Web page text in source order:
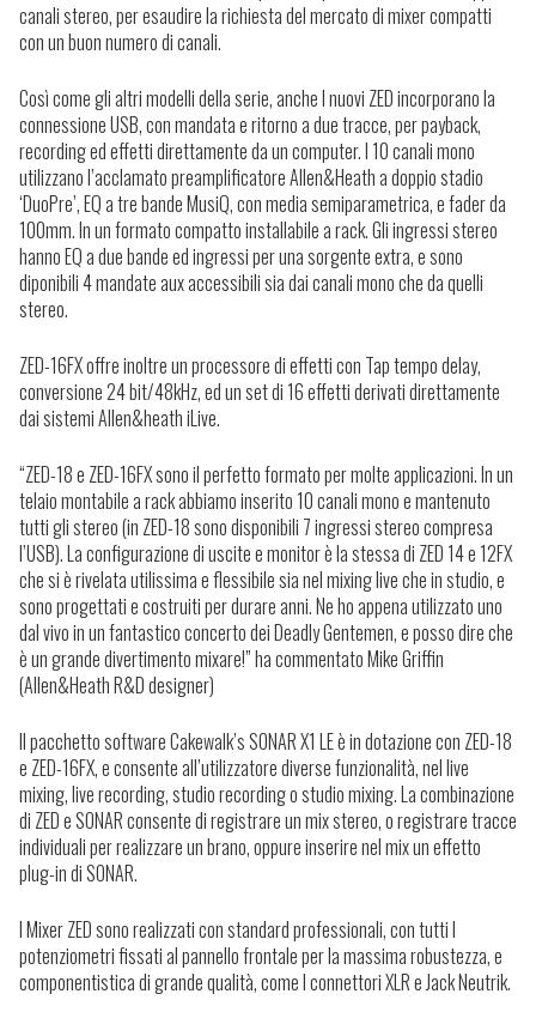
canali stereo, per esaudire la richiesta del mercato di mixer compatti
con un buon numero di canali.
Così come gli altri modelli della serie, anche I nuovi ZED incorporano la
connessione USB, con mandata e ritorno a due tracce, per payback,
recording ed effetti direttamente da un computer. I 10 canali mono
utilizzano l’acclamato preamplificatore Allen&Heath a doppio stadio
‘DuoPre’, EQ a tre bande MusiQ, con media semiparametrica, e fader da
100mm. In un formato compatto installabile a rack. Gli ingressi stereo
hanno EQ a due bande ed ingressi per una sorgente extra, e sono
diponibili 4 mandate aux accessibili sia dai canali mono che da quelli
stereo.
ZED-16FX offre inoltre un processore di effetti con Tap tempo delay,
conversione 24 bit/48kHz, ed un set di 16 effetti derivati direttamente
dai sistemi Allen&heath iLive.
“ZED-18 e ZED-16FX sono il perfetto formato per molte applicazioni. In un
telaio montabile a rack abbiamo inserito 10 canali mono e mantenuto
tutti gli stereo (in ZED-18 sono disponibili 7 ingressi stereo compresa
l’USB). La configurazione di uscite e monitor è la stessa di ZED 14 e 12FX
che si è rivelata utilissima e flessibile sia nel mixing live che in studio, e
sono progettati e costruiti per durare anni. Ne ho appena utilizzato uno
dal vivo in un fantastico concerto dei Deadly Gentemen, e posso dire che
è un grande divertimento mixare!” ha commentato Mike Griffin
(Allen&Heath R&D designer)
Il pacchetto software Cakewalk’s SONAR X1 LE è in dotazione con ZED-18
e ZED-16FX, e consente all’utilizzatore diverse funzionalità, nel live
mixing, live recording, studio recording o studio mixing. La combinazione
di ZED e SONAR consente di registrare un mix stereo, o registrare tracce
individuali per realizzare un brano, oppure inserire nel mix un effetto
plug-in di SONAR.
I Mixer ZED sono realizzati con standard professionali, con tutti I
potenziometri fissati al pannello frontale per la massima robustezza, e
componentistica di grande qualità, come I connettori XLR e Jack Neutrik.